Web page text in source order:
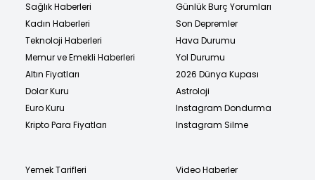
Sağlık Haberleri
Kadın Haberleri
Teknoloji Haberleri
Memur ve Emekli Haberleri
Altın Fiyatları
Dolar Kuru
Euro Kuru
Kripto Para Fiyatları
Günlük Burç Yorumları
Son Depremler
Hava Durumu
Yol Durumu
2026 Dünya Kupası
Astroloji
Instagram Dondurma
Instagram Silme
Yemek Tarifleri
Video Haberler